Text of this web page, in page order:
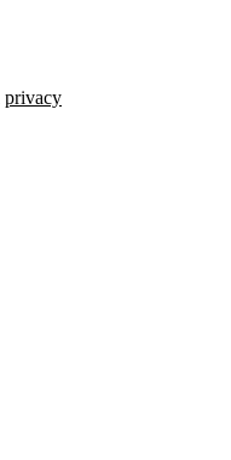
privacy